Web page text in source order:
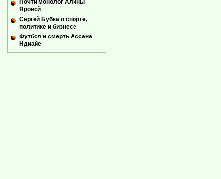
Почти монолог Алины
Яровой
Сергей Бубка о спорте,
политике и бизнесе
Футбол и смерть Ассана
Ндиайе